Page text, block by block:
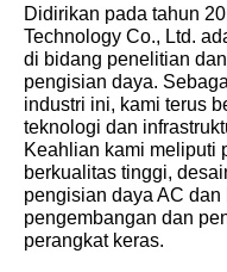
Didirikan pada tahun
Technology Co., Ltd.
di bidang penelitian
pengisian daya.
industri ini, kami terus
teknologi dan
Keahlian kami meliputi
berkualitas tinggi,
pengisian daya AC
pengembangan dan
perangkat keras.